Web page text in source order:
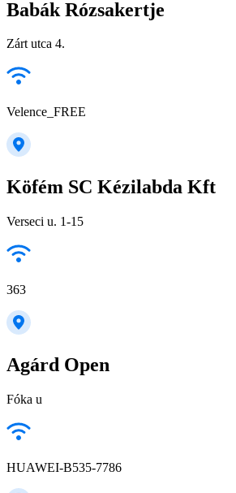
Babák Rózsakertje
Zárt utca 4.
Velence_FREE
Köfém SC Kézilabda Kft
Verseci u. 1-15
363
Agárd Open
Fóka u
HUAWEI-B535-7786